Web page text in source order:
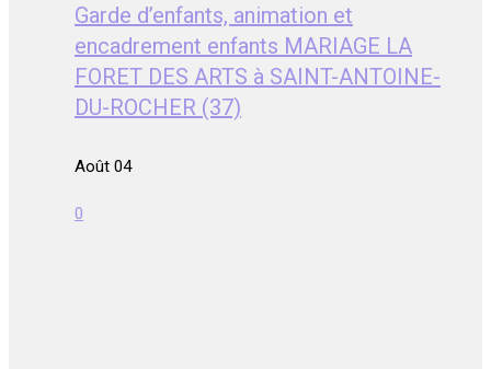
Garde d’enfants, animation et
encadrement enfants MARIAGE LA
FORET DES ARTS à SAINT-ANTOINE-
DU-ROCHER (37)
Août 04
0